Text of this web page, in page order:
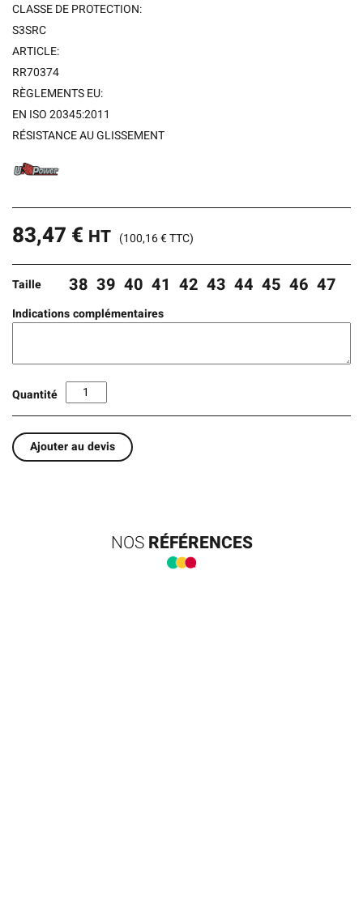
CLASSE DE PROTECTION:
S3SRC
ARTICLE:
RR70374
RÈGLEMENTS EU:
EN ISO 20345:2011
RÉSISTANCE AU GLISSEMENT
83,47 € HT (100,16€TTC)
Taille 38 39 40 41 42 43 44 45 46 47
Indications complémentaires
Quantité
Ajouter au devis
NOSRÉFÉRENCES